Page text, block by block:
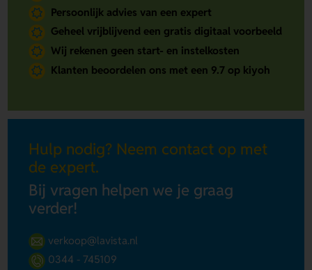
Persoonlijk advies van een expert
Geheel vrijblijvend een gratis digitaal voorbeeld
Wij rekenen geen start- en instelkosten
Klanten beoordelen ons met een 9.7 op kiyoh
Hulp nodig? Neem contact op met
de expert.
Bij vragen helpen we je graag
verder!
verkoop@lavista.nl
0344 - 745109